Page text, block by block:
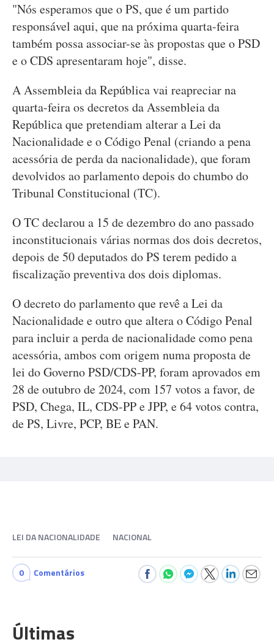
"Nós esperamos que o PS, que é um partido
responsável aqui, que na próxima quarta-feira
também possa associar-se às propostas que o PSD
e o CDS apresentaram hoje", disse.
A Assembleia da República vai reapreciar na
quarta-feira os decretos da Assembleia da
República que pretendiam alterar a Lei da
Nacionalidade e o Código Penal (criando a pena
acessória de perda da nacionalidade), que foram
devolvidos ao parlamento depois do chumbo do
Tribunal Constitucional (TC).
O TC declarou a 15 de dezembro do ano passado
inconstitucionais várias normas dos dois decretos,
depois de 50 deputados do PS terem pedido a
fiscalização preventiva dos dois diplomas.
O decreto do parlamento que revê a Lei da
Nacionalidade e outro que altera o Código Penal
para incluir a perda de nacionalidade como pena
acessória, ambos com origem numa proposta de
lei do Governo PSD/CDS-PP, foram aprovados em
28 de outubro de 2024, com 157 votos a favor, de
PSD, Chega, IL, CDS-PP e JPP, e 64 votos contra,
de PS, Livre, PCP, BE e PAN.
LEI DA NACIONALIDADE NACIONAL
0 Comentários
Últimas